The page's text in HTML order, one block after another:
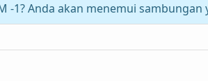
-1? Anda akan menemui sambungan